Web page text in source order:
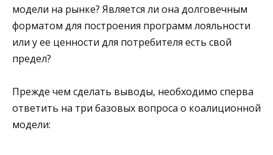
модели на рынке? Является ли она долговечным
форматом для построения программ лояльности
или у ее ценности для потребителя есть свой
предел?
Прежде чем сделать выводы, необходимо сперва
ответить на три базовых вопроса о коалиционной
модели: